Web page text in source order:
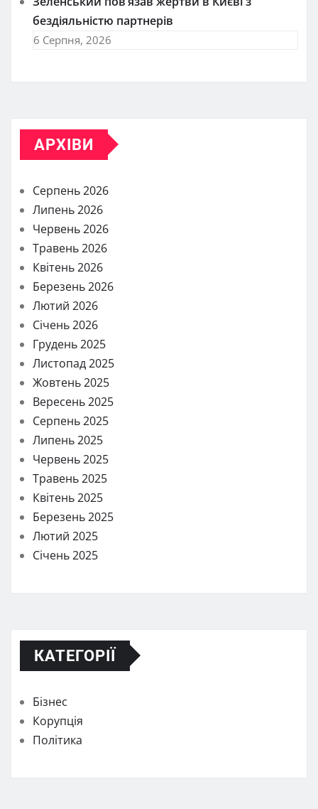
бездіяльністю партнерів
6 Серпня, 2026
АРХІВИ
Серпень 2026
Липень 2026
Червень 2026
Травень 2026
Квітень 2026
Березень 2026
Лютий 2026
Січень 2026
Грудень 2025
Листопад 2025
Жовтень 2025
Вересень 2025
Серпень 2025
Липень 2025
Червень 2025
Травень 2025
Квітень 2025
Березень 2025
Лютий 2025
Січень 2025
КАТЕГОРІЇ
Бізнес
Корупція
Політика